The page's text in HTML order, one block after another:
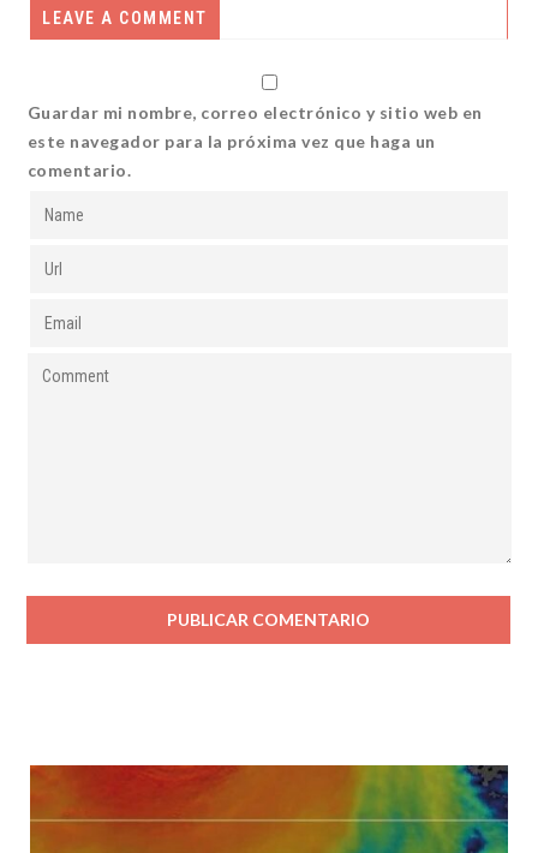
LEAVE A COMMENT
Guardar mi nombre, correo electrónico y sitio web en
este navegador para la próxima vez que haga un
comentario.